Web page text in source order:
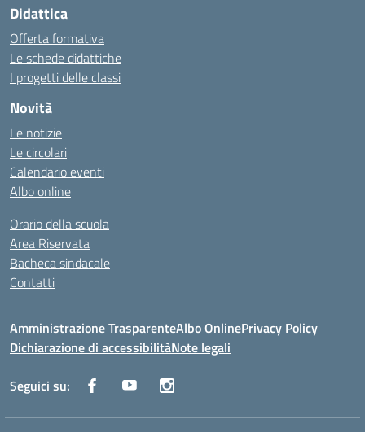
Didattica
Offerta formativa
Le schede didattiche
I progetti delle classi
Novità
Le notizie
Le circolari
Calendario eventi
Albo online
Orario della scuola
Area Riservata
Bacheca sindacale
Contatti
Amministrazione TrasparenteAlbo OnlinePrivacy Policy
Dichiarazione di accessibilitàNote legali
Seguici su: